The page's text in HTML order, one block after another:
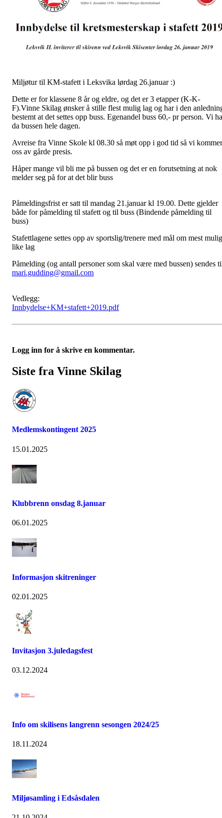
Miljøtur til KM-stafett i Leksvika lørdag 26.januar :)
Dette er for klassene 8 år og eldre, og det er 3 etapper (K-K-
F).Vinne Skilag ønsker å stille flest mulig lag og har i den
bestemt at det settes opp buss. Egenandel buss 60,- pr person. Vi
da bussen hele dagen.
Avreise fra Vinne Skole kl 08.30 så møt opp i god tid så vi kommer
oss av gårde presis.
Håper mange vil bli me på bussen og det er en forutsetning at nok
melder seg på for at det blir buss
Påmeldingsfrist er satt til mandag 21.januar kl 19.00. Dette gjelder
både for påmelding til stafett og til buss (Bindende påmelding til
buss)
Stafettlagene settes opp av sportslig/trenere med mål om mest mulig
like lag
Påmelding (og antall personer som skal være med bussen) sendes
mari.gudding@gmail.com
Vedlegg:
Innbydelse+KM+stafett+2019.pdf
Logg inn for å skrive en kommentar.
Siste fra Vinne Skilag
Medlemskontingent 2025
15.01.2025
Klubbrenn onsdag 8.januar
06.01.2025
Informasjon skitreninger
02.01.2025
Invitasjon 3.juledagsfest
03.12.2024
Info om skilisens langrenn sesongen 2024/25
18.11.2024
Miljøsamling i Edsåsdalen